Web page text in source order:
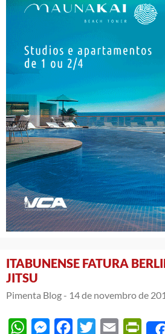
ITABUNENSE FATURA
JITSU
Pimenta Blog - 14 de novembro de
WhatsAppMessengerFacebook
Twitter Email